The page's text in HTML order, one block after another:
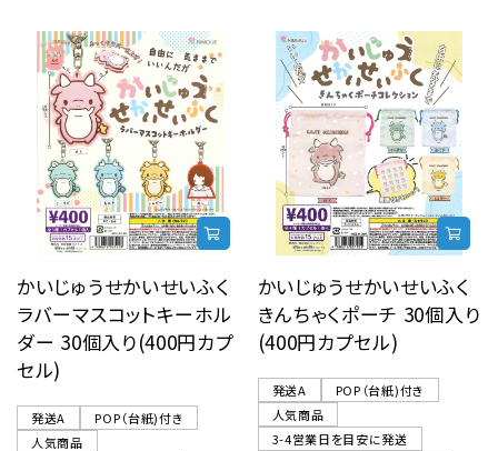
かいじゅうせかいせいふく
ラバーマスコットキーホル
ダー 30個入り(400円カプ
セル)
発送A
POP（台紙)付き
人気商品
かいじゅうせかいせいふく
きんちゃくポーチ 30個入り
(400円カプセル)
発送A
POP（台紙)付き
人気商品
3-4営業日を目安に発送